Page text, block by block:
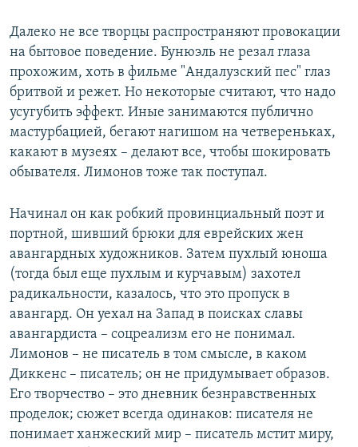
Далеко не все творцы распространяют провокации
на бытовое поведение. Бунюэль не резал глаза
прохожим, хоть в фильме "Андалузский пес" глаз
бритвой и режет. Но некоторые считают, что надо
усугубить эффект. Иные занимаются публично
мастурбацией, бегают нагишом на четвереньках,
какают в музеях – делают все, чтобы шокировать
обывателя. Лимонов тоже так поступал.
Начинал он как робкий провинциальный поэт и
портной, шивший брюки для еврейских жен
авангардных художников. Затем пухлый юноша
(тогда был еще пухлым и курчавым) захотел
радикальности, казалось, что это пропуск в
авангард. Он уехал на Запад в поисках славы
авангардиста – соцреализм его не понимал.
Лимонов – не писатель в том смысле, в каком
Диккенс – писатель; он не придумывает образов.
Его творчество – это дневник безнравственных
проделок; сюжет всегда одинаков: писателя не
понимает ханжеский мир – писатель мстит миру,